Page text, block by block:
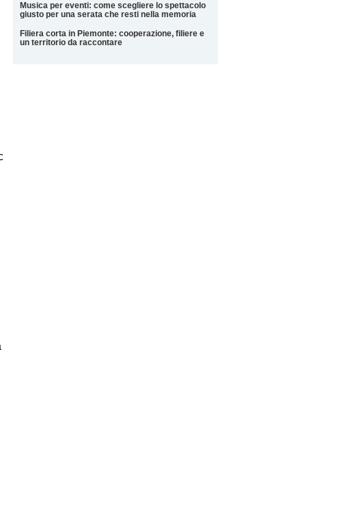
Musica per eventi: come scegliere lo spettacolo
giusto per una serata che resti nella memoria
Filiera corta in Piemonte: cooperazione, filiere e
un territorio da raccontare